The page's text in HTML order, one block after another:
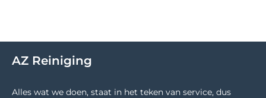
AZ Reiniging
Alles wat we doen, staat in het teken van service, dus